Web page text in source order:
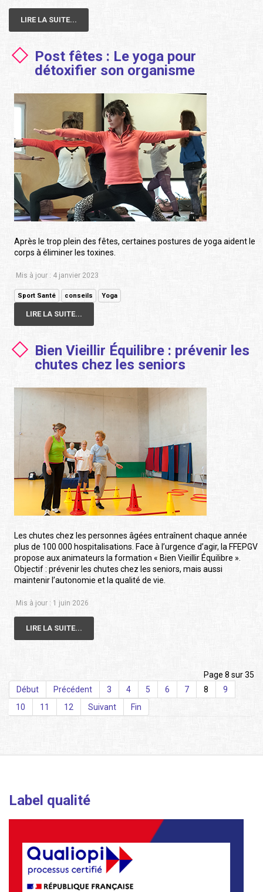
LIRE LA SUITE...
Post fêtes : Le yoga pour
détoxifier son organisme
Après le trop plein des fêtes, certaines postures de yoga aident le
corps à éliminer les toxines.
Mis à jour : 4 janvier 2023
Sport Santé conseils Yoga
LIRE LA SUITE...
Bien Vieillir Équilibre : prévenir les
chutes chez les seniors
Les chutes chez les personnes âgées entraînent chaque année
plus de 100 000 hospitalisations. Face à l’urgence d’agir, la FFEPGV
propose aux animateurs la formation « Bien Vieillir Équilibre ».
Objectif : prévenir les chutes chez les seniors, mais aussi
maintenir l’autonomie et la qualité de vie.
Mis à jour : 1 juin 2026
LIRE LA SUITE...
Page 8 sur 35
Début
Précédent 3 4 5 6 7 8
9
10
11 12 Suivant Fin
Label qualité